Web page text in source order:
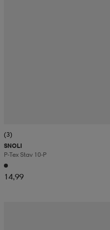
(3)
SNOLI
P-Tex Stav 10-P
14,99